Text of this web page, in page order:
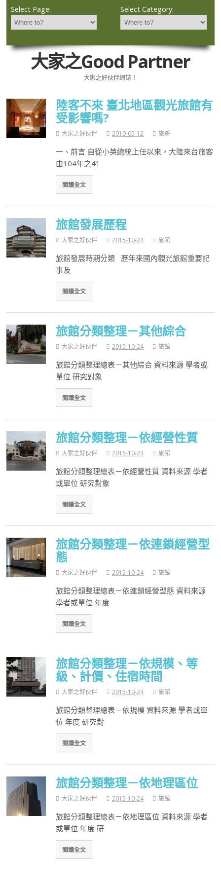
Select Page: Select Category:
大家之Good Partner
大家之好伙伴網誌！
陸客不來 臺北地區觀光旅館有
受影響嗎?
大家之好伙伴 2019-05-12 旅遊
一、前言 自從小英總統上任以來，大陸來台旅客
由104年之41
閱讀全文
旅館發展歷程
大家之好伙伴 2015-10-24 旅館
旅館發展時期分類 歷年來國內觀光旅館重要記
事及
閱讀全文
旅館分類整理－其他綜合
大家之好伙伴 2015-10-24 旅館
旅館分類整理總表－其他綜合 資料來源 學者或
單位 研究對象
閱讀全文
旅館分類整理－依經營性質
大家之好伙伴 2015-10-24 旅館
旅館分類整理總表－依經營性質 資料來源 學者
或單位 研究對象
閱讀全文
旅館分類整理－依連鎖經營型
態
大家之好伙伴 2015-10-24 旅館
旅館分類整理總表－依連鎖經營型態 資料來源
學者或單位 年度
閱讀全文
旅館分類整理－依規模、等
級、計價、住宿時間
大家之好伙伴 2015-10-24 旅館
旅館分類整理總表－依規模 資料來源 學者或單
位 年度 研究對
閱讀全文
旅館分類整理－依地理區位
大家之好伙伴 2015-10-24 旅館
旅館分類整理總表－依地理區位 資料來源 學者
或單位 年度 研
閱讀全文